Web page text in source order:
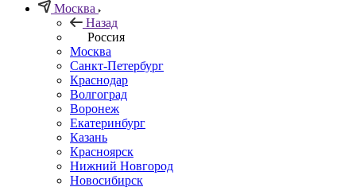
Москва
Назад
Россия
Москва
Санкт-Петербург
Краснодар
Волгоград
Воронеж
Екатеринбург
Казань
Красноярск
Нижний Новгород
Новосибирск